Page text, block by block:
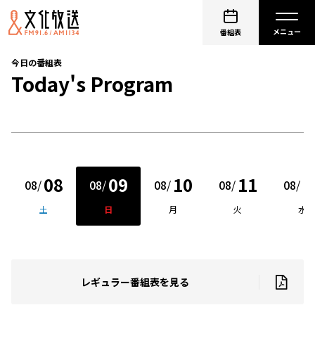
番組表
今日の番組表
Today's Program
08/08
土
08/09
日
08/ 10
月
08/ 11
火
08/
水
レギュラー番組表を見る